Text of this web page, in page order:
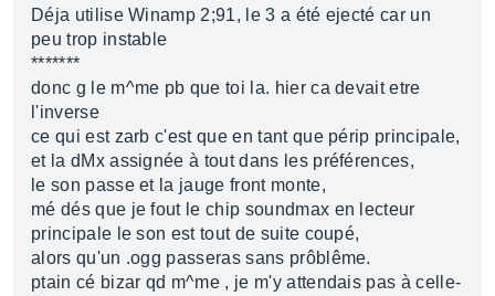
Déja utilise Winamp 2;91, le 3 a été ejecté car un
peu trop instable
*******
donc g le m^me pb que toi la. hier ca devait etre
l'inverse
ce qui est zarb c'est que en tant que périp principale,
et la dMx assignée à tout dans les préférences,
le son passe et la jauge front monte,
mé dés que je fout le chip soundmax en lecteur
principale le son est tout de suite coupé,
alors qu'un .ogg passeras sans prôblême.
ptain cé bizar qd m^me , je m'y attendais pas à celle-